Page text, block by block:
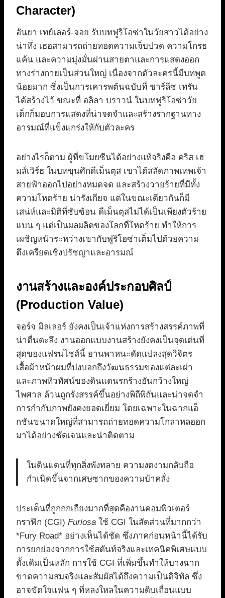
Character)
อันยา เทย์เลอร์-จอย รับบทฟูริโอซ่าในวัยสาวได้อย่าง
น่าทึ่ง เธอสามารถถ่ายทอดความเจ็บปวด ความโกรธ
แค้น และความมุ่งมั่นผ่านสายตาและการแสดงออก
ทางร่างกายเป็นส่วนใหญ่ เนื่องจากตัวละครนี้มีบทพูด
น้อยมาก ซึ่งเป็นการเคารพต้นฉบับที่ ชาร์ลีซ เทรัน
ได้สร้างไว้ ขณะที่ อลิลา บราวน์ ในบทฟูริโอซ่าวัย
เด็กก็มอบการแสดงที่น่าจดจำและสร้างรากฐานทาง
อารมณ์ที่แข็งแกร่งให้กับตัวละคร
อย่างไรก็ตาม ผู้ที่ขโมยซีนได้อย่างแท้จริงคือ คริส เฮ
มส์เวิร์ธ ในบทขุนศึกดีเม็นตุส เขาได้สลัดภาพเทพเจ้า
สายฟ้าออกไปอย่างหมดจด และสร้างวายร้ายที่มีทั้ง
ความโหดร้าย น่ารังเกียจ แต่ในขณะเดียวกันก็มี
เสน่ห์และมิติที่ซับซ้อน ดีเม็นตุสไม่ได้เป็นเพียงตัวร้าย
แบน ๆ แต่เป็นผลผลิตของโลกที่โหดร้าย ทำให้การ
เผชิญหน้าระหว่างเขากับฟูริโอซ่าเต็มไปด้วยความ
ตึงเครียดเชิงปรัชญาและอารมณ์
งานสร้างและองค์ประกอบศิลป์
(Production Value)
จอร์จ มิลเลอร์ ยังคงเป็นเจ้าแห่งการสร้างสรรค์ภาพที่
น่าตื่นตะลึง งานออกแบบงานสร้างยังคงเป็นจุดเด่นที่
สุดของแฟรนไชส์นี้ ยานพาหนะดัดแปลงสุดวิจิตร
เสื้อผ้าหน้าผมที่บ่งบอกถึงวัฒนธรรมของแต่ละเผ่า
และภาพทิวทัศน์ของดินแดนรกร้างอันกว้างใหญ่
ไพศาล ล้วนถูกรังสรรค์ขึ้นอย่างพิถีพิถันและน่าจดจำ
การกำกับภาพยังคงยอดเยี่ยม โดยเฉพาะในฉากแอ็
กชันขนาดใหญ่ที่สามารถถ่ายทอดความโกลาหลออก
มาได้อย่างชัดเจนและน่าติดตาม
ในดินแดนที่ทุกสิ่งพังทลาย ความงดงามกลับถือ
กำเนิดขึ้นจากเศษซากของความบ้าคลั่ง
ประเด็นที่ถูกถกเถียงมากที่สุดคืองานคอมพิวเตอร์
กราฟิก (CGI) Furiosa ใช้ CGI ในสัดส่วนที่มากกว่า
*Fury Road* อย่างเห็นได้ชัด ซึ่งภาคก่อนหน้านี้ได้รับ
การยกย่องจากการใช้สตันท์จริงและเทคนิคพิเศษแบบ
ดั้งเดิมเป็นหลัก การใช้ CGI ที่เพิ่มขึ้นทำให้บางฉาก
ขาดความสมจริงและสัมผัสได้ถึงความเป็นดิจิทัล ซึ่ง
อาจขัดใจแฟน ๆ ที่หลงใหลในความดิบเถื่อนแบบ